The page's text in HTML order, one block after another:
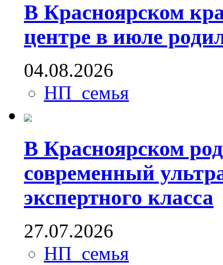
В Красноярском
центре в июле
04.08.2026
НП_семья
В Красноярском
современный
экспертного класса
27.07.2026
НП_семья